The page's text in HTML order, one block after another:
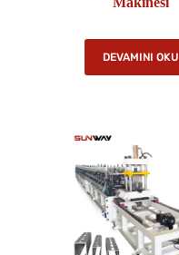
DEVAMINI OKU